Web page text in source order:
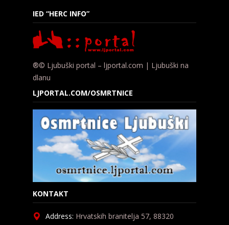
IED “HERC INFO”
®© Ljubuški portal – ljportal.com | Ljubuški na
dlanu
LJPORTAL.COM/OSMRTNICE
KONTAKT
Address: Hrvatskih branitelja 57, 88320